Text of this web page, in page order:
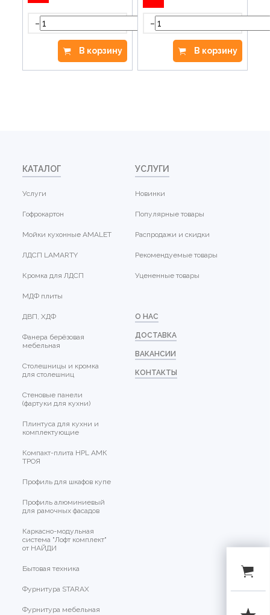
-
В корзину
-
В корзину
КАТАЛОГ
Услуги
Гофрокартон
Мойки кухонные AMALET
ЛДСП LAMARTY
Кромка для ЛДСП
МДФ плиты
ДВП, ХДФ
Фанера берёзовая
мебельная
Столешницы и кромка
для столешниц
Стеновые панели
(фартуки для кухни)
Плинтуса для кухни и
комплектующие
Компакт-плита HPL АМК
ТРОЯ
Профиль для шкафов купе
Профиль алюминиевый
для рамочных фасадов
Каркасно-модульная
система "Лофт комплект"
от НАЙДИ
Бытовая техника
Фурнитура STARAX
Фурнитура мебельная
УСЛУГИ
Новинки
Популярные товары
Распродажи и скидки
Рекомендуемые товары
Уцененные товары
О НАС
ДОСТАВКА
ВАКАНСИИ
КОНТАКТЫ